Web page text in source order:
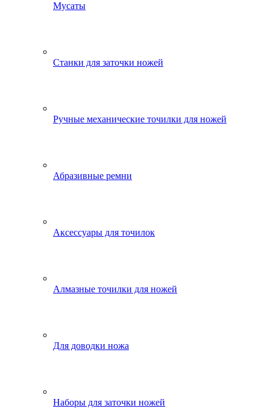
Мусаты
Станки для заточки ножей
Ручные механические точилки для ножей
Абразивные ремни
Аксессуары для точилок
Алмазные точилки для ножей
Для доводки ножа
Наборы для заточки ножей